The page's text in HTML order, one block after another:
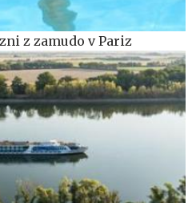
z zamudo v Pariz